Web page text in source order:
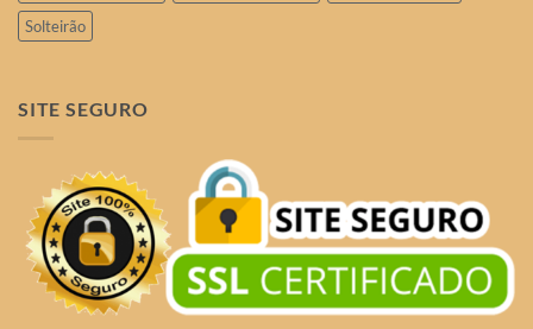
Solteirão
SITE SEGURO